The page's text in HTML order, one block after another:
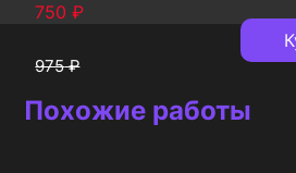
750 ₽
975₽
Похожие работы